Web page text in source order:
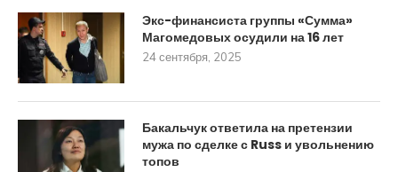
Экс-финансиста группы «Сумма»
Магомедовых осудили на 16 лет
24 сентября, 2025
Бакальчук ответила на претензии
мужа по сделке с Russ и увольнению
топов